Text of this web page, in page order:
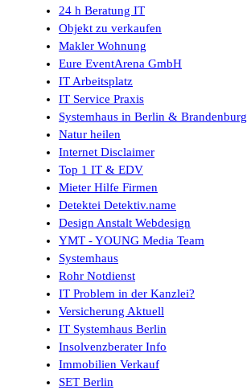
24 h Beratung IT
Objekt zu verkaufen
Makler Wohnung
Eure EventArena GmbH
IT Arbeitsplatz
IT Service Praxis
Systemhaus in Berlin & Brandenburg
Natur heilen
Internet Disclaimer
Top 1 IT & EDV
Mieter Hilfe Firmen
Detektei Detektiv.name
Design Anstalt Webdesign
YMT - YOUNG Media Team
Systemhaus
Rohr Notdienst
IT Problem in der Kanzlei?
Versicherung Aktuell
IT Systemhaus Berlin
Insolvenzberater Info
Immobilien Verkauf
SET Berlin